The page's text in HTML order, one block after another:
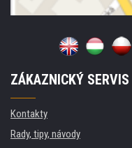
ZÁKAZNICKÝ SERVIS
Kontakty
Rady, tipy, návody